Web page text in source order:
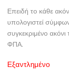
Επειδή το κάθε
υπολογιστεί
συγκεκριμένο
ΦΠΑ.
Εξαντλημένο